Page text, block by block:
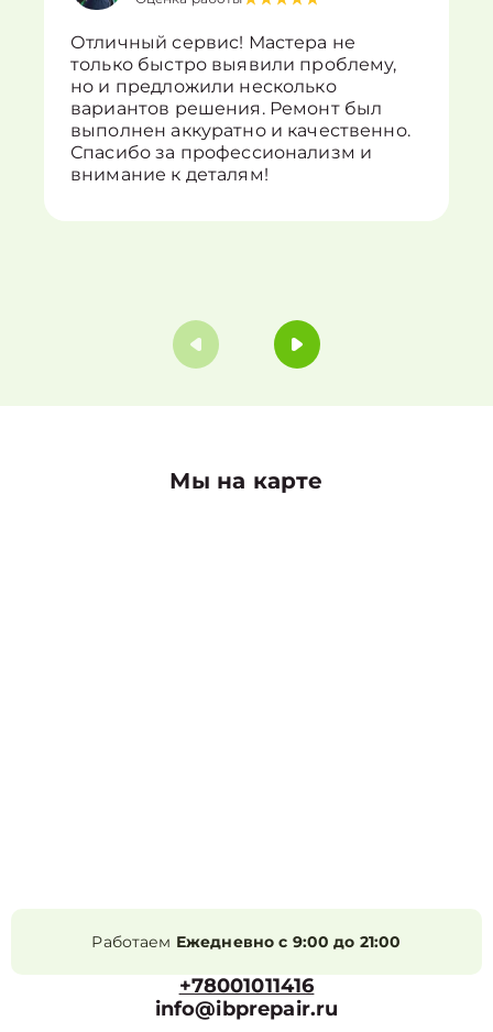
Отличный сервис! Мастера не
только быстро выявили проблему,
но и предложили несколько
вариантов решения. Ремонт был
выполнен аккуратно и качественно.
Спасибо за профессионализм и
внимание к деталям!
Мы на карте
Работаем Ежедневно с 9:00 до 21:00
+78001011416
info@ibprepair.ru